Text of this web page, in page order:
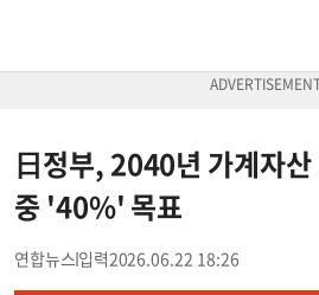
日정부, 2040년 가계자산
중 '40%' 목표
연합뉴스 2026.06.22 18:26